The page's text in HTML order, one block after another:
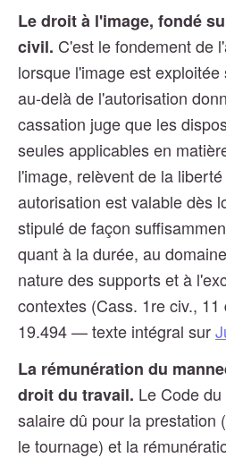
Le droit à l'image, fondé
civil. C'est le fondement de
lorsque l'image est
au-delà de l'autorisation
cassation juge que les
seules applicables en
l'image, relèvent de la
autorisation est valable dès
stipulé de façon
quant à la durée, au
nature des supports et à
contextes (Cass. 1re civ., 11
19.494 — texte intégral sur
La rémunération du
droit du travail. Le Code
salaire dû pour la prestation
le tournage) et la